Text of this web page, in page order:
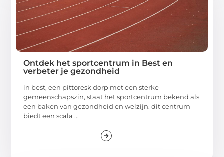
Ontdek het sportcentrum in Best en
verbeter je gezondheid
in best, een pittoresk dorp met een sterke
gemeenschapszin, staat het sportcentrum bekend als
een baken van gezondheid en welzijn. dit centrum
biedt een scala ...